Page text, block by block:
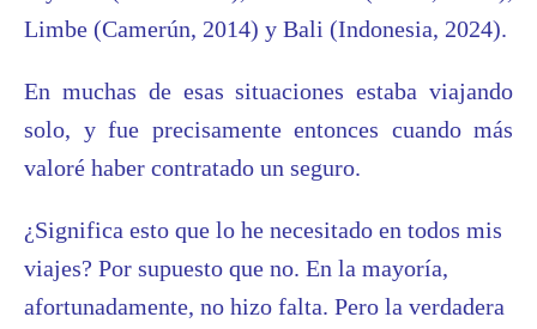
Limbe (Camerún, 2014) y Bali (Indonesia, 2024).
En muchas de esas situaciones estaba viajando
solo, y fue precisamente entonces cuando más
valoré haber contratado un seguro.
¿Significa esto que lo he necesitado en todos mis
viajes? Por supuesto que no. En la mayoría,
afortunadamente, no hizo falta. Pero la verdadera